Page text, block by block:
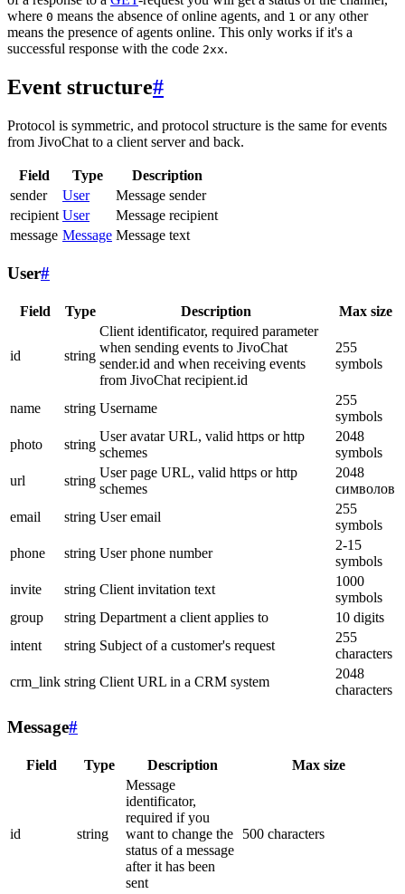
where 0 means the absence of online agents, and 1 or any other
means the presence of agents online. This only works if it's a
successful response with the code 2xx.
Event structure#
Protocol is symmetric, and protocol structure is the same for events
from JivoChat to a client server and back.
Field Type
Description
sender
User
Message sender
recipient User
Message recipient
message Message Message text
User#
Field Type Description Max size
id string
Client identificator, required parameter
when sending events to JivoChat
sender.id and when receiving events
from JivoChat recipient.id
255
symbols
name string Username
255
symbols
photo
string
User avatar URL, valid https or http
schemes
2048
symbols
url
string
User page URL, valid https or http
schemes
2048
символов
email
string User email
255
symbols
phone
string User phone number
2-15
symbols
invite
string Client invitation text
1000
symbols
group
string Department a client applies to
10 digits
intent
string Subject of a customer's request
255
characters
crm_link string Client URL in a CRM system
2048
characters
Message#
Field Type Description Max size
id string
Message
identificator,
required if you
want to change the
status of a message
after it has been
sent
500 characters